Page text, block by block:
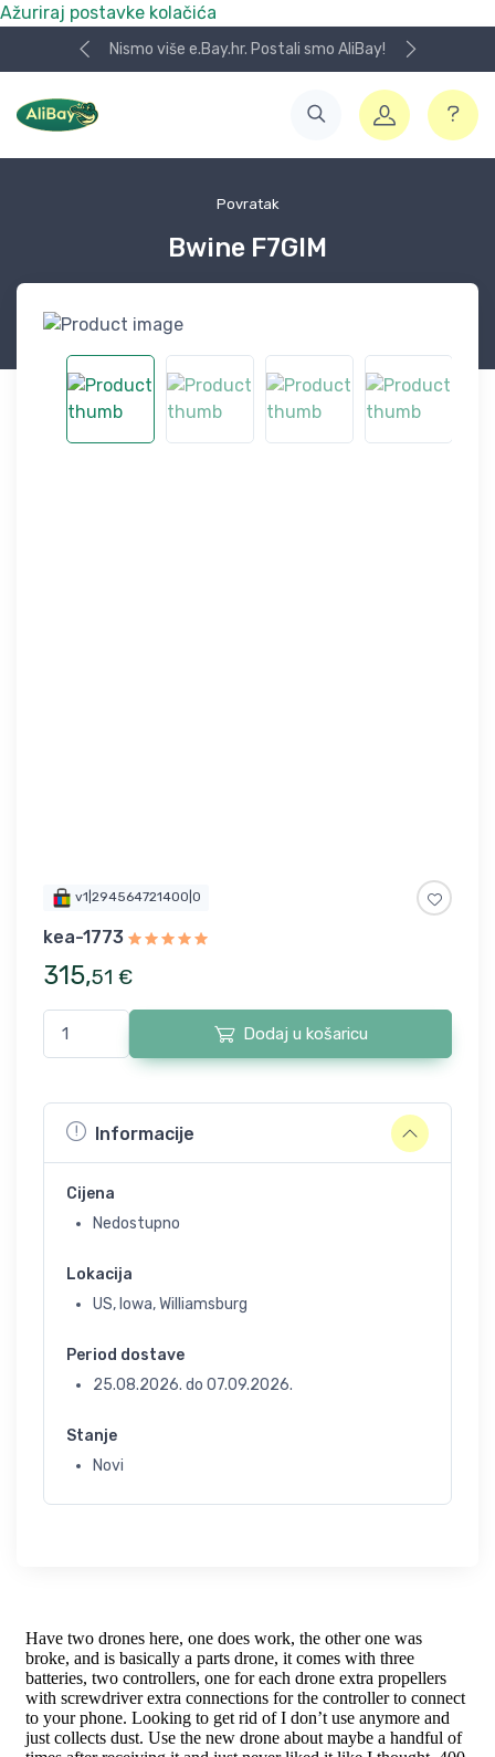
Ažuriraj postavke kolačića
Nismo više e.Bay.hr. Postali smo AliBay!
Povratak
Bwine F7GIM
v1|294564721400|0
kea-1773
315,51 €
Dodaj u košaricu
Informacije
Cijena
Nedostupno
Lokacija
US, Iowa, Williamsburg
Period dostave
25.08.2026. do 07.09.2026.
Stanje
Novi